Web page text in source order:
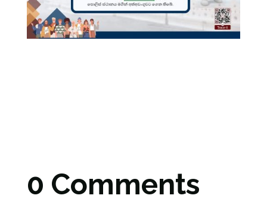
0 Comments